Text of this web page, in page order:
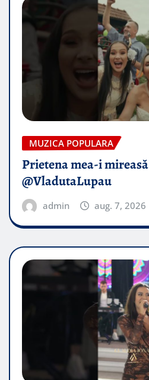
MUZICA POPULARA
Prietena mea-i mireasă​
@VladutaLupau
admin aug. 7, 2026